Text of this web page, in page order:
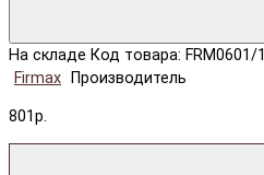
На складе Код товара: FRM0601/1
Firmax
Производитель
801р.